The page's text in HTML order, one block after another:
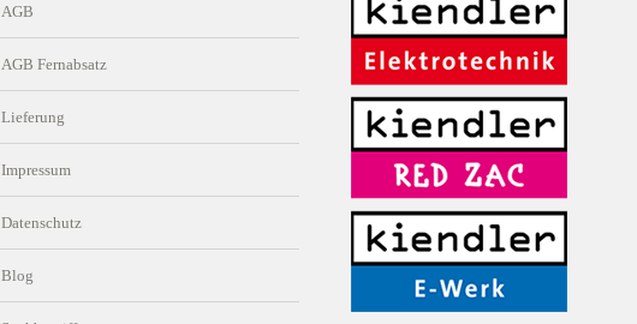
AGB
AGB Fernabsatz
Lieferung
Impressum
Datenschutz
Blog